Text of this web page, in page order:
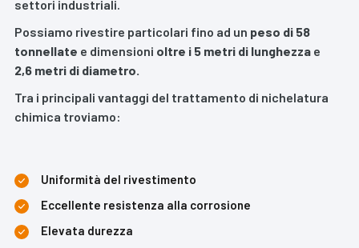
settori industriali.
Possiamo rivestire particolari fino ad un peso di 58
tonnellate e dimensioni oltre i 5 metri di lunghezzae
2,6 metri di diametro.
Tra i principali vantaggi del trattamento di nichelatura
chimica troviamo:
Uniformità del rivestimento
Eccellente resistenza alla corrosione
Elevata durezza